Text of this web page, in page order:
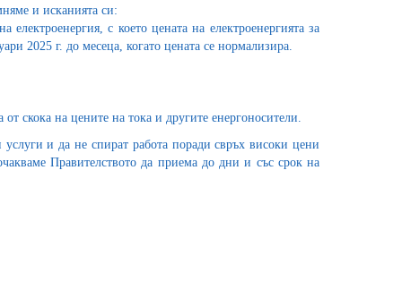
и исканията си:
с което цената на електроенергията за
2025 г. до месеца, когато цената се нормализира.
скока на цените на тока и другите енергоносители.
и да не спират работа поради свръх високи цени
Правителството да приема до дни и със срок на